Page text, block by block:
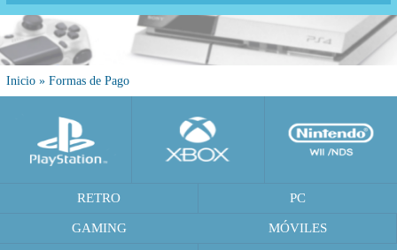
Inicio » Formas de Pago
RETRO PC
GAMING MÓVILES